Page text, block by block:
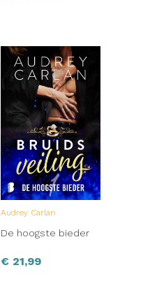
Audrey Carlan
De hoogste bieder
€ 21,99